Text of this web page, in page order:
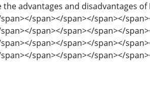
advantages and disadvantages
span></span></span></
span></span></span></
span></span></span></
span></span></span></